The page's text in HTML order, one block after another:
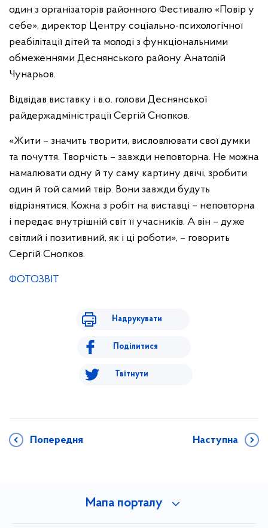
один з організаторів районного Фестивалю «Повір у
себе», директор Центру соціально-психологічної
реабілітації дітей та молоді з функціональними
обмеженнями Деснянського району Анатолій
Чунарьов.
Відвідав виставку і в.о. голови Деснянської
райдержадміністрації Сергій Снопков.
«Жити – значить творити, висловлювати свої думки
та почуття. Творчість – завжди неповторна. Не можна
намалювати одну й ту саму картину двічі, зробити
один й той самий твір. Вони завжди будуть
відрізнятися. Кожна з робіт на виставці – неповторна
і передає внутрішній світ її учасників. А він – дуже
світлий і позитивний, як і ці роботи», – говорить
Сергій Снопков.
ФОТОЗВІТ
Надрукувати
Поділитися
Твітнути
Попередня Наступна
Мапа порталу